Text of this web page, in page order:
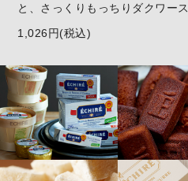
と、さっくりもっちりダクワー
1,026円(税込)